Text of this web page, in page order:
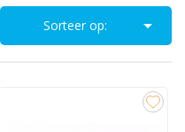
Sorteer op: 